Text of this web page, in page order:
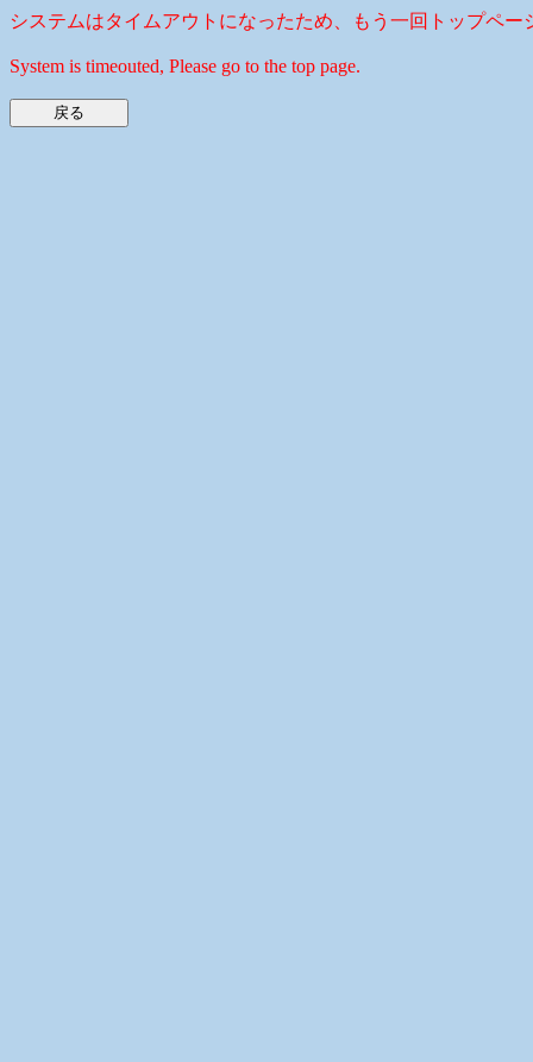
システムはタイムアウトになったため、もう一回トップペー
System is timeouted, Please go to the top page.